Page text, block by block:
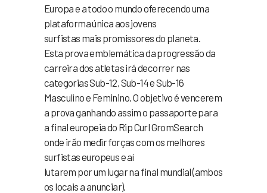
Europa e a todo o mundo oferecendo uma
plataforma única aos jovens
surfistas mais promissores do planeta.
Esta prova emblemática da progressão da
carreira dos atletas irá decorrer nas
categorias Sub-12, Sub-14 e Sub-16
Masculino e Feminino. O objetivo é vencerem
a prova ganhando assim o passaporte para
a final europeia do Rip Curl GromSearch
onde irão medir forças com os melhores
surfistas europeus e aí
lutarem por um lugar na final mundial (ambos
os locais a anunciar).